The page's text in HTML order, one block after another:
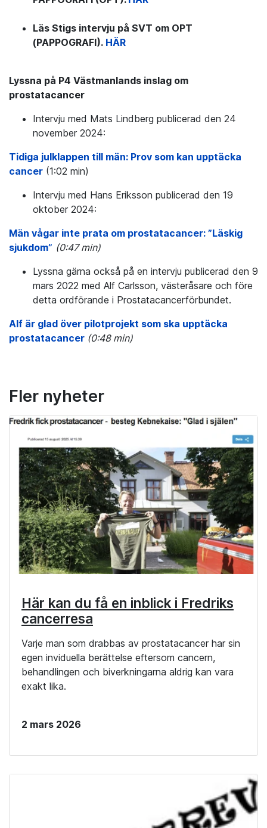
Läs Stigs intervju på SVT om OPT
(PAPPOGRAFI). HÄR
Lyssna på P4 Västmanlands inslag om
prostatacancer
Intervju med Mats Lindberg publicerad den 24
november 2024:
Tidiga julklappen till män: Prov som kan upptäcka
cancer (1:02 min)
Intervju med Hans Eriksson publicerad den 19
oktober 2024:
Män vågar inte prata om prostatacancer: ”Läskig
sjukdom” (0:47 min)
Lyssna gärna också på en intervju publicerad den 9
mars 2022 med Alf Carlsson, västeråsare och före
detta ordförande i Prostatacancerförbundet.
Alf är glad över pilotprojekt som ska upptäcka
prostatacancer (0:48 min)
Fler nyheter
Här kan du få en inblick i Fredriks
cancerresa
Varje man som drabbas av prostatacancer har sin
egen inviduella berättelse eftersom cancern,
behandlingen och biverkningarna aldrig kan vara
exakt lika.
2 mars 2026